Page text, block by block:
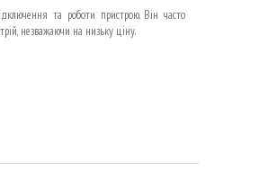
та роботи пристрою. Він часто
незважаючи на низьку ціну.